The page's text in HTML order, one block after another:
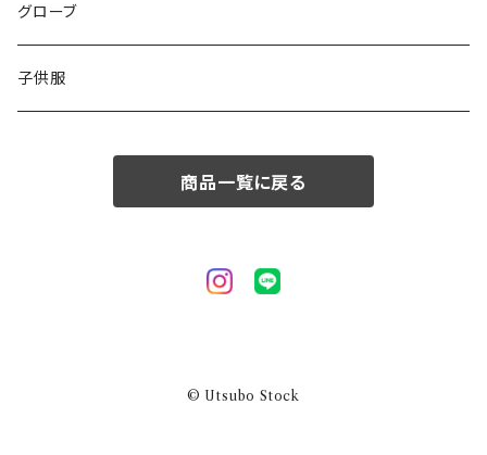
50/XL～
48/L
50/XL～
46/M
48/L
グローブ
子供服
商品一覧に戻る
© Utsubo Stock